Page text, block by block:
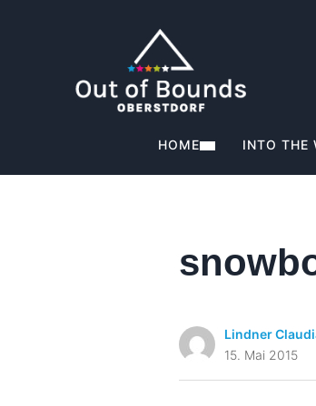
HOME INTO THE
Lindner
15. Mai 2015